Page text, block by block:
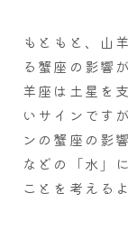
もともと、山
る蟹座の影響
羊座は土星を
いサインです
ンの蟹座の影
などの「水」
ことを考える